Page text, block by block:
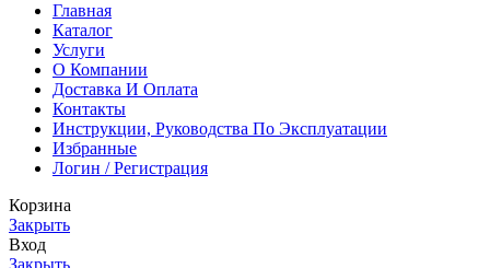
Главная
Каталог
Услуги
О Компании
Доставка И Оплата
Контакты
Инструкции, Руководства По Эксплуатации
Избранные
Логин / Регистрация
Корзина
Закрыть
Вход